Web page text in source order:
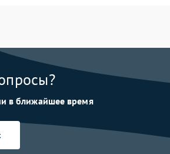
1 год 1000 ₽
1 год
в ближайшее время